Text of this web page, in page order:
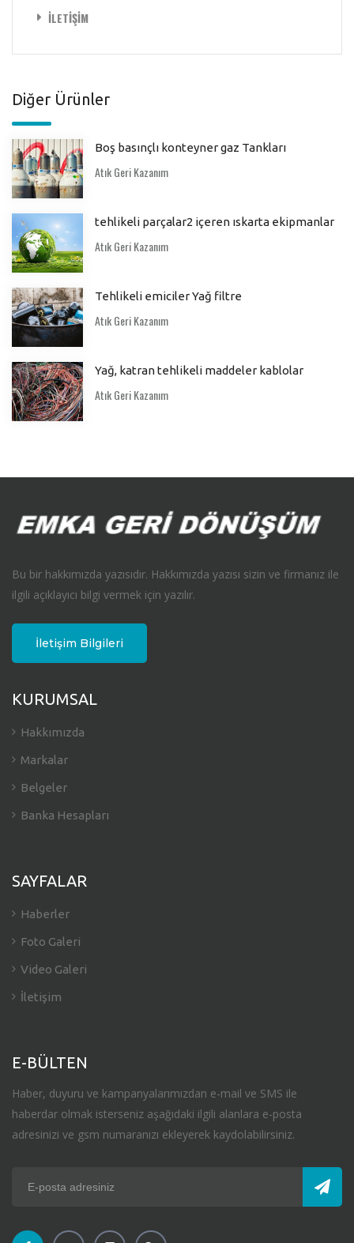
İLETİŞİM
Diğer Ürünler
Boş basınçlı konteyner gaz Tankları
Atık Geri Kazanım
tehlikeli parçalar2 içeren ıskarta ekipmanlar
Atık Geri Kazanım
Tehlikeli emiciler Yağ filtre
Atık Geri Kazanım
Yağ, katran tehlikeli maddeler kablolar
Atık Geri Kazanım
Bu bir hakkımızda yazısıdır. Hakkımızda yazısı sizin ve firmanız ile
ilgili açıklayıcı bilgi vermek için yazılır.
İletişim Bilgileri
KURUMSAL
Hakkımızda
Markalar
Belgeler
Banka Hesapları
SAYFALAR
Haberler
Foto Galeri
Video Galeri
İletişim
E-BÜLTEN
Haber, duyuru ve kampanyalarımızdan e-mail ve SMS ile
haberdar olmak isterseniz aşağıdaki ilgili alanlara e-posta
adresinizi ve gsm numaranızı ekleyerek kaydolabilirsiniz.